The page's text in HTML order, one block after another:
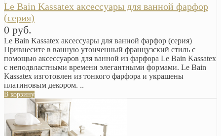
Le Bain Kassatex аксессуары для ванной фарфор
(серия)
0 руб.
Le Bain Kassatex аксессуары для ванной фарфор (серия)
Привнесите в ванную утонченный французский стиль с
помощью аксессуаров для ванной из фарфора Le Bain Kassatex
с неподвластными времени элегантными формами. Le Bain
Kassatex изготовлен из тонкого фарфора и украшены
платиновым декором. ..
В корзину